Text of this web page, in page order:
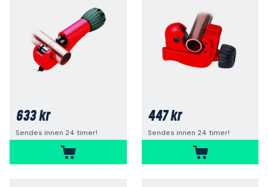
633 kr
Sendes innen 24 timer!
447 kr
Sendes innen 24 timer!